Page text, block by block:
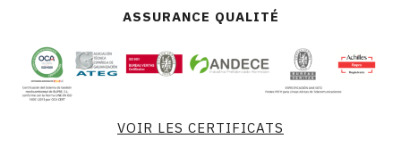
ASSURANCE QUALITÉ
VOIR LES CERTIFICATS